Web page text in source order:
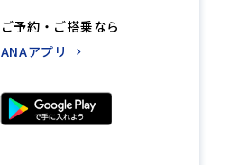
ご予約・ご搭乗なら
ANAアプリ